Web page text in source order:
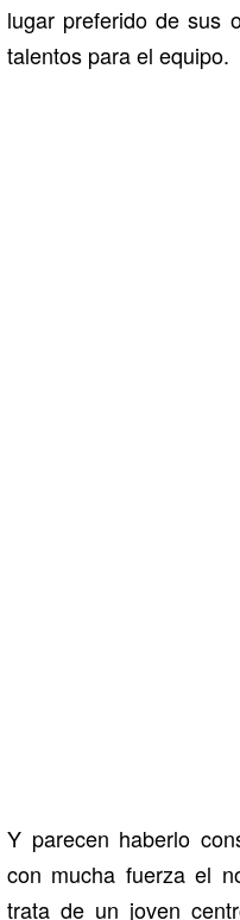
lugar preferido de sus
talentos para el equipo.
Y parecen haberlo
con mucha fuerza el
trata de un joven